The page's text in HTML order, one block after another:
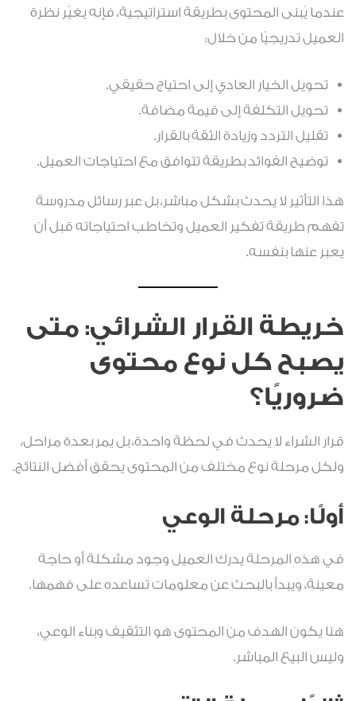
عندما يُبنى المحتوى بطريقة استراتيجية، فإنه يغيّر نظرة
العميل تدريجيًا من خلال:
تحويل الخيار العادي إلى احتياج حقيقي.
تحويل التكلفة إلى قيمة مضافة.
تقليل التردد وزيادة الثقة بالقرار.
توضيح الفوائد بطريقة تتوافق مع احتياجات العميل.
هذا التأثير لا يحدث بشكل مباشر، بل عبر رسائل مدروسة
تفهم طريقة تفكير العميل وتخاطب احتياجاته قبل أن
يعبر عنها بنفسه.
خريطة القرار الشرائي: متى
يصبح كل نوع محتوى
ضروريًا؟
قرار الشراء لا يحدث في لحظة واحدة، بل يمر بعدة مراحل،
ولكل مرحلة نوع مختلف من المحتوى يحقق أفضل النتائج.
أولًا: مرحلة الوعي
في هذه المرحلة يدرك العميل وجود مشكلة أو حاجة
معينة، ويبدأ بالبحث عن معلومات تساعده على فهمها.
هنا يكون الهدف من المحتوى هو التثقيف وبناء الوعي،
وليس البيع المباشر.